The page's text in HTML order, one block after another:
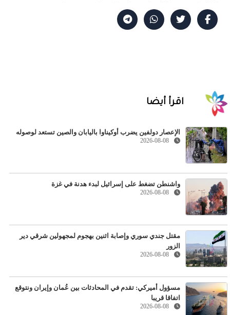
اقرأ أيضا
الإعصار دولفين يضرب أوكيناوا باليابان والصين تستعد لوصوله
2026-08-08
واشنطن تضغط على إسرائيل لبدء هدنة في غزة
2026-08-08
مقتل جندي سوري وإصابة اثنين بهجوم لمجهولين شرقي دير
الزور
2026-08-08
مسؤول أميركي: تقدم في المحادثات بين عُمان وإيران ونتوقع
اتفاقا قريبا
2026-08-08